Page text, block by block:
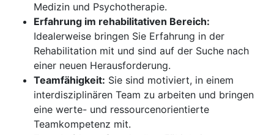
Medizin und Psychotherapie.
Erfahrung im rehabilitativen Bereich:
Idealerweise bringen Sie Erfahrung in der
Rehabilitation mit und sind auf der Suche nach
einer neuen Herausforderung.
Teamfähigkeit: Sie sind motiviert, in einem
interdisziplinären Team zu arbeiten und bringen
eine werte- und ressourcenorientierte
Teamkompetenz mit.